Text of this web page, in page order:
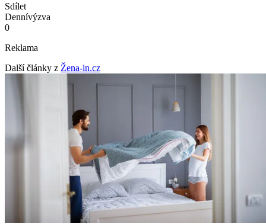
Sdílet
Dennívýzva
0
Reklama
Další články z Žena-in.cz